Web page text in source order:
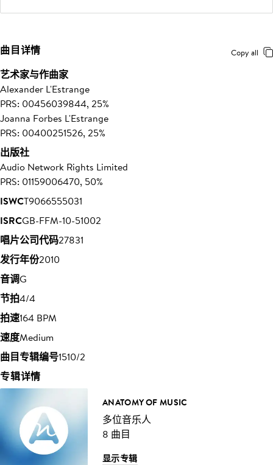
曲目详情 Copy all
艺术家与作曲家
Alexander L'Estrange
PRS: 00456039844, 25%
Joanna Forbes L'Estrange
PRS: 00400251526, 25%
出版社
Audio Network Rights Limited
PRS: 01159006470, 50%
ISWCT9066555031
ISRCGB-FFM-10-51002
唱片公司代码27831
发行年份2010
音调G
节拍4/4
拍速164 BPM
速度Medium
曲目专辑编号1510/2
专辑详情
ANATOMY OF MUSIC
多位音乐人
8 曲目
显示专辑